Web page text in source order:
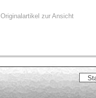
Originalartikel zur Ansicht